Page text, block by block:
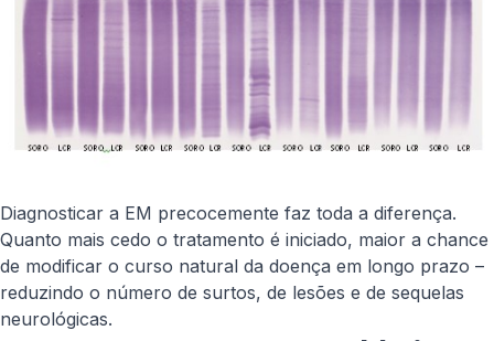
Diagnosticar a EM precocemente faz toda a diferença.
Quanto mais cedo o tratamento é iniciado, maior a chance
de modificar o curso natural da doença em longo prazo –
reduzindo o número de surtos, de lesões e de sequelas
neurológicas. ​